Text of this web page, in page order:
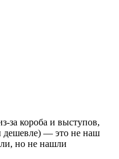
за короба и выступов,
дешевле) — это не наш
но не нашли